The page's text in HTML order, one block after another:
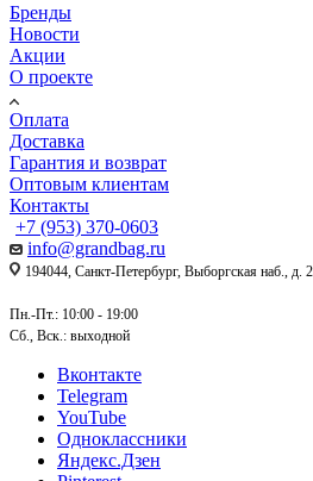
Бренды
Новости
Акции
О проекте
Оплата
Доставка
Гарантия и возврат
Оптовым клиентам
Контакты
+7 (953) 370-0603
info@grandbag.ru
194044, Санкт-Петербург, Выборгская наб., д.
Пн.-Пт.: 10:00 - 19:00
Сб., Вск.: выходной
Вконтакте
Telegram
YouTube
Одноклассники
Яндекс.Дзен